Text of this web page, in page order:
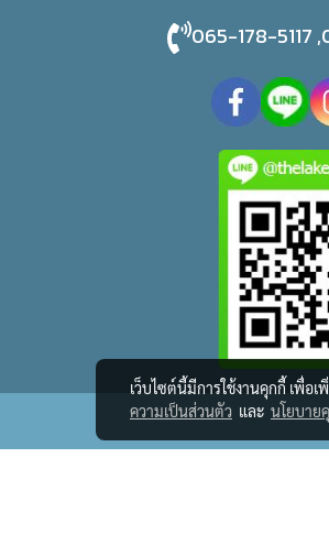
065-178-
เว็บไซต์นี้มีการใช้งานคุกกี้ เพื่อ
ความเป็นส่วนตัว และ นโยบาย